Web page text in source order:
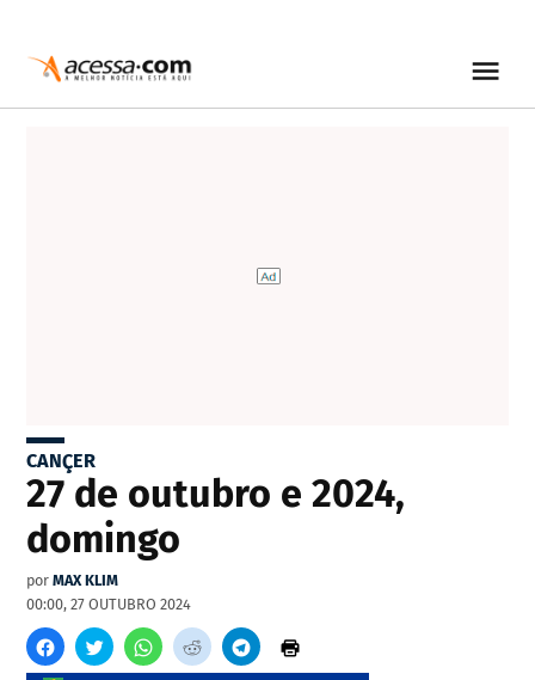
CANÇER
27 de outubro e 2024,
domingo
por MAX KLIM
00:00, 27 OUTUBRO 2024